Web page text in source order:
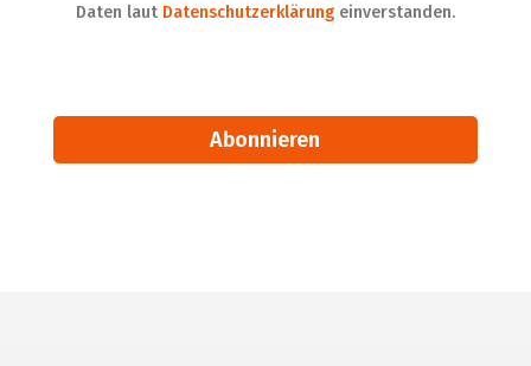
Daten laut Datenschutzerklärungeinverstanden.